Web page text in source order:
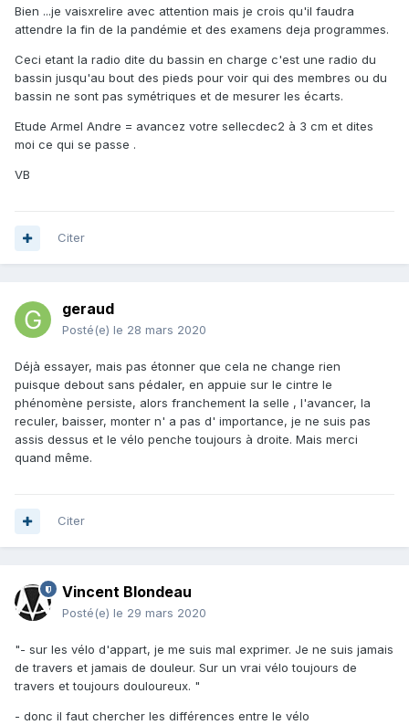
Bien ...je vaisxrelire avec attention mais je crois qu'il faudra
attendre la fin de la pandémie et des examens deja programmes.
Ceci etant la radio dite du bassin en charge c'est une radio du
bassin jusqu'au bout des pieds pour voir qui des membres ou du
bassin ne sont pas symétriques et de mesurer les écarts.
Etude Armel Andre = avancez votre sellecdec2 à 3 cm et dites
moi ce qui se passe .
VB
Citer
geraud
Posté(e) le 28 mars 2020
Déjà essayer, mais pas étonner que cela ne change rien
puisque debout sans pédaler, en appuie sur le cintre le
phénomène persiste, alors franchement la selle , l'avancer, la
reculer, baisser, monter n' a pas d' importance, je ne suis pas
assis dessus et le vélo penche toujours à droite. Mais merci
quand même.
Citer
Vincent Blondeau
Posté(e) le 29 mars 2020
"- sur les vélo d'appart, je me suis mal exprimer. Je ne suis jamais
de travers et jamais de douleur. Sur un vrai vélo toujours de
travers et toujours douloureux. "
- donc il faut chercher les différences entre le vélo